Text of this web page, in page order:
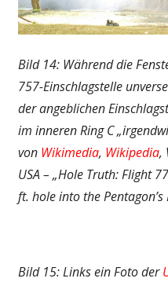
Bild 14: Während die
757-Einschlagstelle
der angeblichen
im inneren Ring C
von Wikimedia, Wikipedia,
USA – „Hole Truth: Flight
ft. hole into the Pentagon’s
Bild 15: Links ein Foto der